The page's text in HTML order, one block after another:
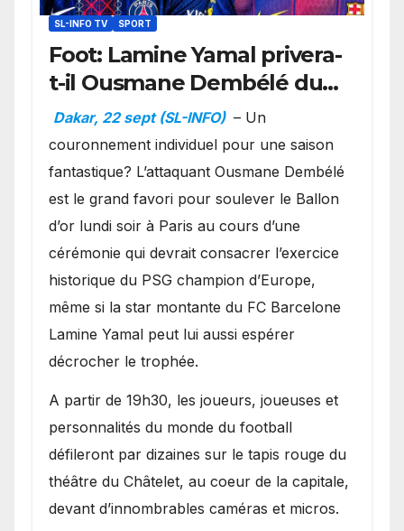
SL-INFO TV SPORT
Foot: Lamine Yamal privera-
t-il Ousmane Dembélé du
Ballon d’or ?
Dakar, 22 sept (SL-INFO) – Un
couronnement individuel pour une saison
fantastique? L’attaquant Ousmane Dembélé
est le grand favori pour soulever le Ballon
d’or lundi soir à Paris au cours d’une
cérémonie qui devrait consacrer l’exercice
historique du PSG champion d’Europe,
même si la star montante du FC Barcelone
Lamine Yamal peut lui aussi espérer
décrocher le trophée.
A partir de 19h30, les joueurs, joueuses et
personnalités du monde du football
défileront par dizaines sur le tapis rouge du
théâtre du Châtelet, au coeur de la capitale,
devant d’innombrables caméras et micros.